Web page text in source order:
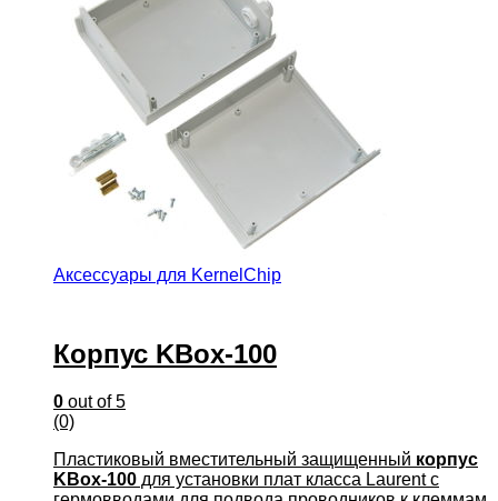
Аксессуары для KernelChip
Корпус KBox-100
0 out of 5
(0)
Пластиковый вместительный защищенный корпус
KBox-100 для установки плат класса Laurent с